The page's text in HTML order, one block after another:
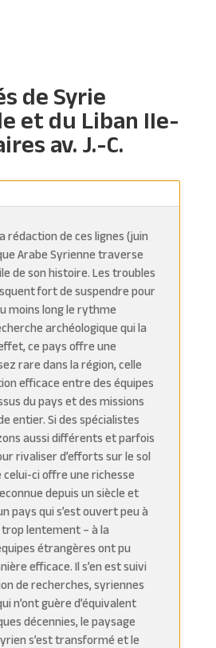
de Syrie
et du Liban IIe-
av. J.-C.
rédaction de ces lignes (juin
Arabe Syrienne traverse
de son histoire. Les troubles
fort de suspendre pour
moins long le rythme
archéologique qui la
ce pays offre une
rare dans la région, celle
efficace entre des équipes
du pays et des missions
entier. Si des spécialistes
aussi différents et parfois
rivaliser d’efforts sur le sol
celui-ci offre une richesse
depuis un siècle et
pays qui s’est ouvert peu à
lentement – à la
étrangères ont pu
efficace. Il s’en est suivi
de recherches, syriennes
n’ont guère d’équivalent
décennies, le paysage
s’est transformé et le